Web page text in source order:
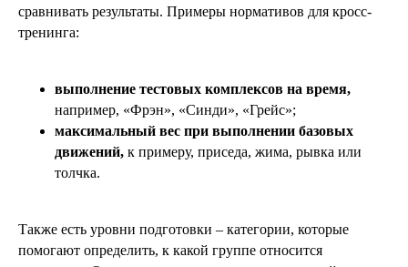
сравнивать результаты. Примеры нормативов для кросс-
тренинга:
выполнение тестовых комплексов на время,
например, «Фрэн», «Синди», «Грейс»;
максимальный вес при выполнении базовых
движений, к примеру, приседа, жима, рывка или
толчка.
Также есть уровни подготовки – категории, которые
помогают определить, к какой группе относится